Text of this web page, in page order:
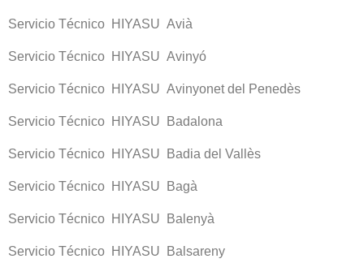
Servicio Técnico HIYASU Avià
Servicio Técnico HIYASU Avinyó
Servicio Técnico HIYASU Avinyonet del Penedès
Servicio Técnico HIYASU Badalona
Servicio Técnico HIYASU Badia del Vallès
Servicio Técnico HIYASU Bagà
Servicio Técnico HIYASU Balenyà
Servicio Técnico HIYASU Balsareny